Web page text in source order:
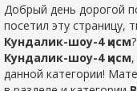
Добрый день дорогой
посетил эту страницу,
Кундалик-шоу-4 қисм
Кундалик-шоу-4 қисм
данной категории!